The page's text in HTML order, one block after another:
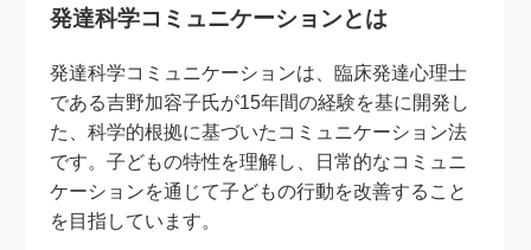
発達科学コミュニケーションとは
発達科学コミュニケーションは、臨床発達心理士
である吉野加容子氏が15年間の経験を基に開発し
た、科学的根拠に基づいたコミュニケーション法
です。子どもの特性を理解し、日常的なコミュニ
ケーションを通じて子どもの行動を改善すること
を目指しています。